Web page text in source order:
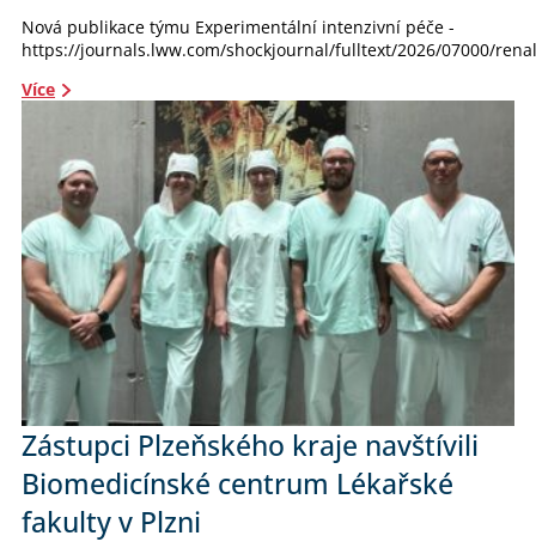
Nová publikace týmu Experimentální intenzivní péče -
https://journals.lww.com/shockjournal/fulltext/2026/07000/
Více
Zástupci Plzeňského kraje navštívili
Biomedicínské centrum Lékařské
fakulty v Plzni